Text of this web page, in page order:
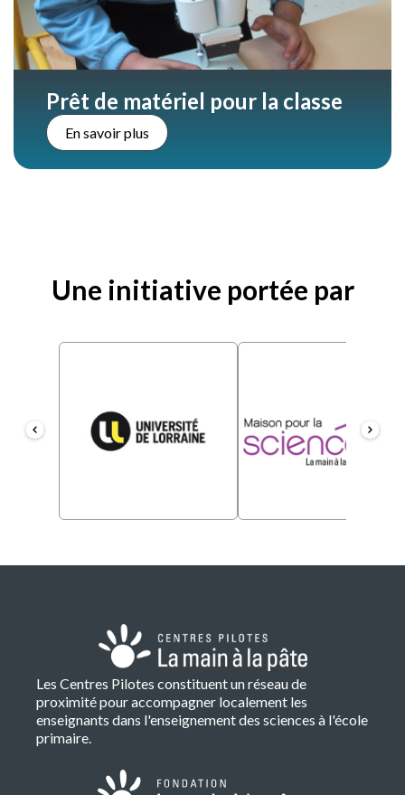
Prêt de matériel pour la classe
En savoir plus
Une initiative portée par
Les Centres Pilotes constituent un réseau de
proximité pour accompagner localement les
enseignants dans l'enseignement des sciences à l'école
primaire.